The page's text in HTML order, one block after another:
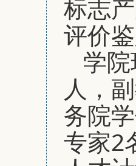
标志
评价
学
人，
务院
专家2